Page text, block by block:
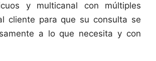
y multicanal con múltiples
cliente para que su consulta se
a lo que necesita y con